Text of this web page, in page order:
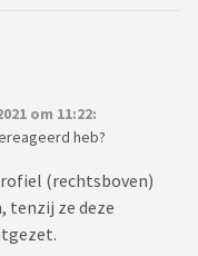
om 11:22:
heb?
(rechtsboven)
tenzij ze deze